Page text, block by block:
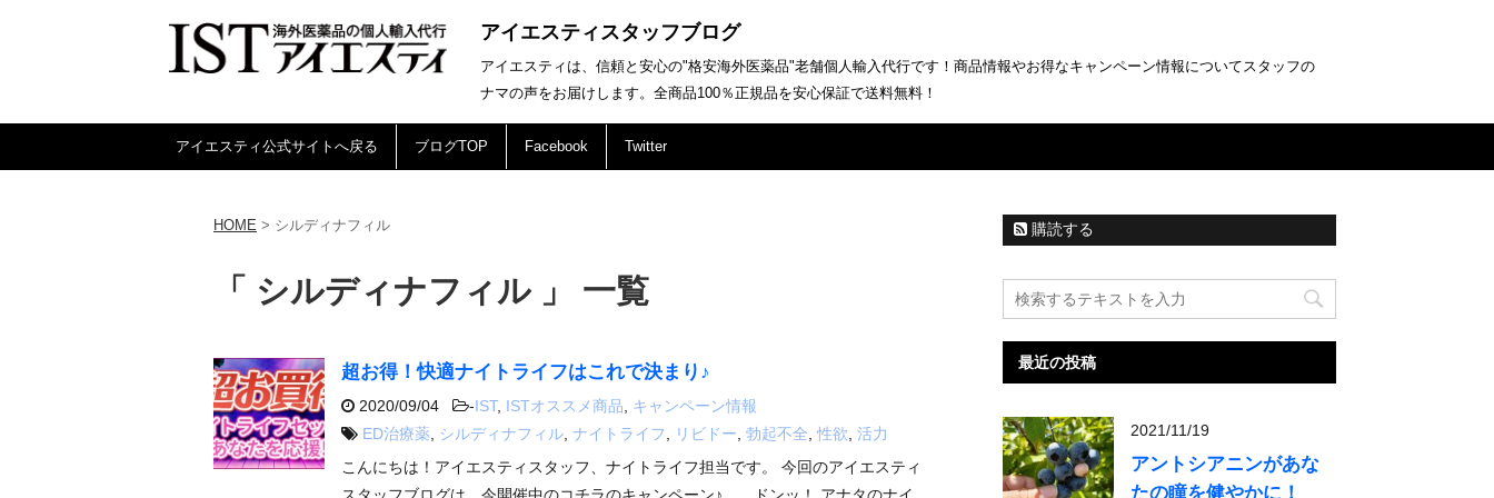
アイエスティスタッフブログ
アイエスティは、信頼と安心の"格安海外医薬品"老舗個人輸入代行です！商品情報やお得なキャンペーン情報についてスタッフの
ナマの声をお届けします。全商品100％正規品を安心保証で送料無料！
アイエスティ公式サイトへ戻る ブログTOP Facebook Twitter
HOME > シルディナフィル
「 シルディナフィル 」 一覧
超お得！快適ナイトライフはこれで決まり♪
2020/09/04 -IST, ISTオススメ商品
キャンペーン情報
ED治療薬
シルディナフィル ナイトライフ リビドー 勃起不全 ,性欲 活力
こんにちは！アイエスティスタッフ、ナイトライフ担当です。 今回のアイエスティ
購読する
最近の投稿
2021/11/19
アントシアニンがあな
たの瞳を健やかに！